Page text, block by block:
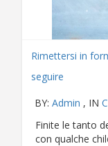
Rimettersi in
seguire
BY: Admin , IN
Finite le tanto
con qualche